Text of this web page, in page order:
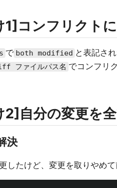
1]コンフリクト
で both modified と表記さ
ファイルパス名 でコンフリ
2]自分の変更を
決
したけど、変更を取りやめ